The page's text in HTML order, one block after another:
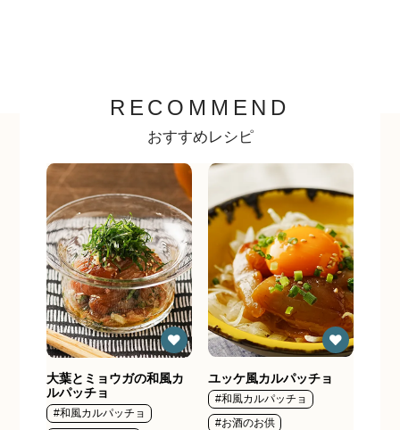
RECOMMEND
おすすめレシピ
大葉とミョウガの和風カ
ルパッチョ
#和風カルパッチョ
ユッケ風カルパッチョ
#和風カルパッチョ
#お酒のお供